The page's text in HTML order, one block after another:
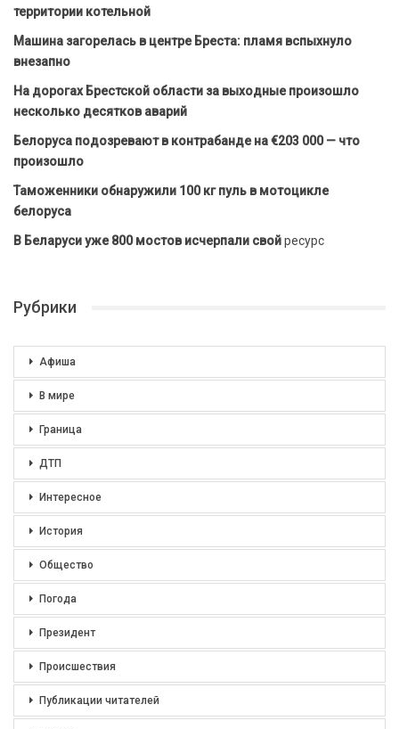
территории котельной
Машина загорелась в центре Бреста: пламя вспыхнуло
внезапно
На дорогах Брестской области за выходные произошло
несколько десятков аварий
Белоруса подозревают в контрабанде на €203 000 — что
произошло
Таможенники обнаружили 100 кг пуль в мотоцикле
белоруса
В Беларуси уже 800 мостов исчерпали свойресурс
Рубрики
Афиша
В мире
Граница
ДТП
Интересное
История
Общество
Погода
Президент
Происшествия
Публикации читателей